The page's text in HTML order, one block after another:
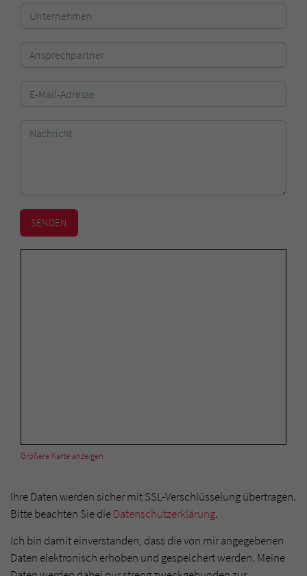
SENDEN
Größere Karte anzeigen
Ihre Daten werden sicher mit SSL-Verschlüsselung übertragen.
Bitte beachten Sie dieDatenschutzerklärung.
Ich bin damit einverstanden, dass die von mir angegebenen
Daten elektronisch erhoben und gespeichert werden. Meine